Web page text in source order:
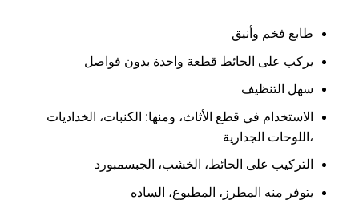
طابع فخم وأنيق
يركب على الحائط قطعة واحدة بدون فواصل
سهل التنظيف
الاستخدام في قطع الأثاث، ومنها: الكنبات، الخداديات
،اللوحات الجدارية
التركيب على الحائط، الخشب، الجبسمبورد
يتوفر منه المطرز، المطبوع، الساده